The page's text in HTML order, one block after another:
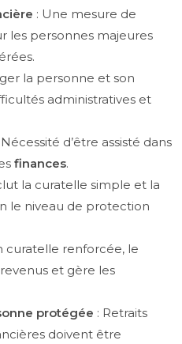
: Une mesure de
les personnes majeures
la personne et son
administratives et
Nécessité d’être assisté dans
finances.
la curatelle simple et la
le niveau de protection
curatelle renforcée, le
et gère les
protégée : Retraits
doivent être